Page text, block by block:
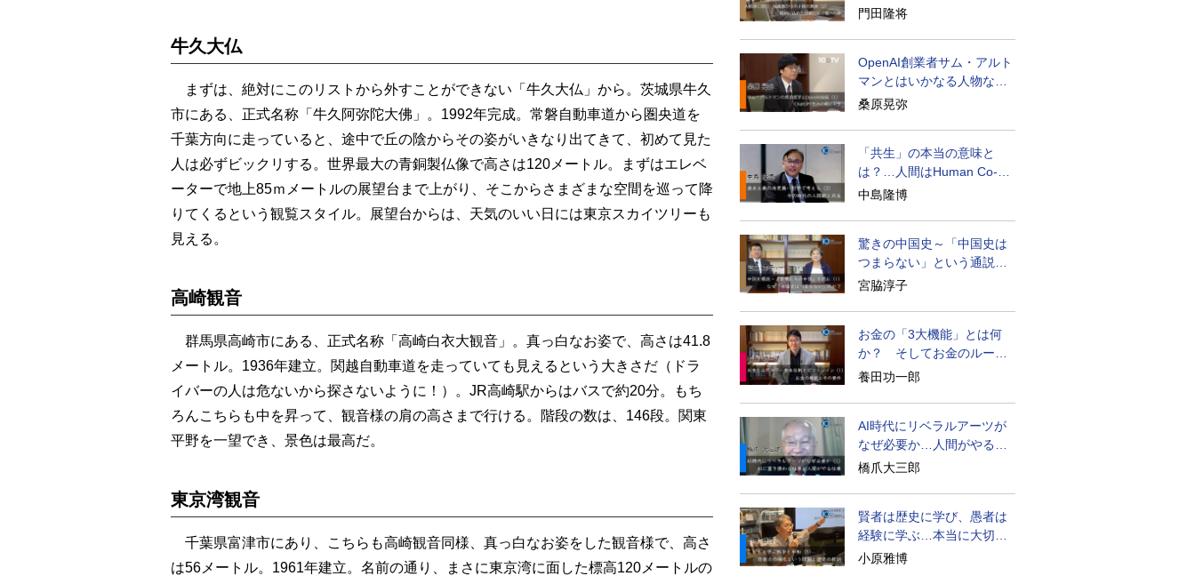
牛久大仏
まずは、絶対にこのリストから外すことができない「牛久大仏」から。茨城県牛久
市にある、正式名称「牛久阿弥陀大佛」。1992年完成。常磐自動車道から圏央道を
千葉方向に走っていると、途中で丘の陰からその姿がいきなり出てきて、初めて見た
人は必ずビックリする。世界最大の青銅製仏像で高さは120メートル。まずはエレベ
ーターで地上85ｍメートルの展望台まで上がり、そこからさまざまな空間を巡って降
りてくるという観覧スタイル。展望台からは、天気のいい日には東京スカイツリーも
見える。
高崎観音
群馬県高崎市にある、正式名称「高崎白衣大観音」。真っ白なお姿で、高さは41.8
メートル。1936年建立。関越自動車道を走っていても見えるという大きさだ（ドラ
イバーの人は危ないから探さないように！）。JR高崎駅からはバスで約20分。もち
ろんこちらも中を昇って、観音様の肩の高さまで行ける。階段の数は、146段。関東
平野を一望でき、景色は最高だ。
東京湾観音
千葉県富津市にあり、こちらも高崎観音同様、真っ白なお姿をした観音様で、高さ
は56メートル。1961年建立。名前の通り、まさに東京湾に面した標高120メートルの
の翻訳
門田隆将
OpenAI創業者サム・アルト
マンとはいかなる人物なの
か
桑原晃弥
「共生」の本当の意味と
は？…人間はHuman Co-
becoming
中島隆博
驚きの中国史～「中国史は
つまらない」という通説の
裏の波乱の真実
宮脇淳子
お金の「3大機能」とは何
か？ そしてお金のルーツ
とは？
養田功一郎
AI時代にリベラルアーツが
なぜ必要か…人間がやるべ
きこととは？
橋爪大三郎
賢者は歴史に学び、愚者は
経験に学ぶ…本当に大切な
ことは？
小原雅博